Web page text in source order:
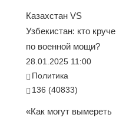
Казахстан VS
Узбекистан: кто круче
по военной мощи?
28.01.2025 11:00
Политика
136 (40833)
«Как могут вымереть